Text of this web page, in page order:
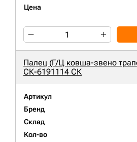
Цена
Палец (Г/Ц ковша-звено
СК-6191114 СК
Артикул
Бренд
Склад
Кол-во